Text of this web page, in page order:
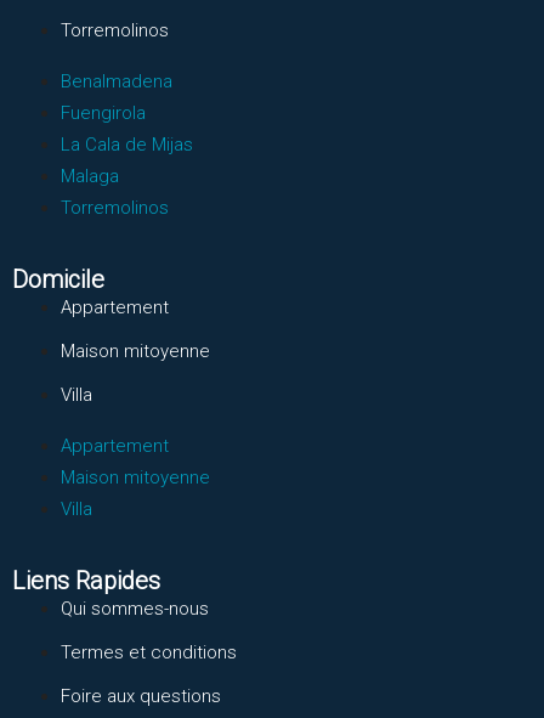
Torremolinos
Benalmadena
Fuengirola
La Cala de Mijas
Malaga
Torremolinos
Domicile
Appartement
Maison mitoyenne
Villa
Appartement
Maison mitoyenne
Villa
Liens Rapides
Qui sommes-nous
Termes et conditions
Foire aux questions